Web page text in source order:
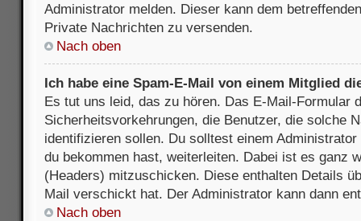
Administrator melden. Dieser kann dem
Private Nachrichten zu versenden.
Nach oben
Ich habe eine Spam-E-Mail von einem Mitglied
Es tut uns leid, das zu hören. Das E-Mail-Formular
Sicherheitsvorkehrungen, die Benutzer, die solche
identifizieren sollen. Du solltest einem
du bekommen hast, weiterleiten. Dabei ist es ganz
(Headers) mitzuschicken. Diese enthalten Details
Mail verschickt hat. Der Administrator kann dann
Nach oben